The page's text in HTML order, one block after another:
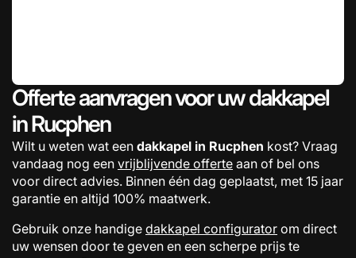
Offerte aanvragen voor uw dakkapel
in Rucphen
Wilt u weten wat een dakkapel in Rucphen kost? Vraag
vandaag nog een vrijblijvende offerte aan of bel ons
voor direct advies. Binnen één dag geplaatst, met 15 jaar
garantie en altijd 100% maatwerk.
Gebruik onze handige dakkapel configurator om direct
uw wensen door te geven en een scherpe prijs te